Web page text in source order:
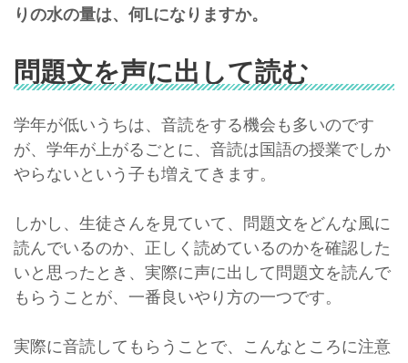
りの水の量は、何Lになりますか。
問題文を声に出して読む
学年が低いうちは、音読をする機会も多いのです
が、学年が上がるごとに、音読は国語の授業でしか
やらないという子も増えてきます。
しかし、生徒さんを見ていて、問題文をどんな風に
読んでいるのか、正しく読めているのかを確認した
いと思ったとき、実際に声に出して問題文を読んで
もらうことが、一番良いやり方の一つです。
実際に音読してもらうことで、こんなところに注意